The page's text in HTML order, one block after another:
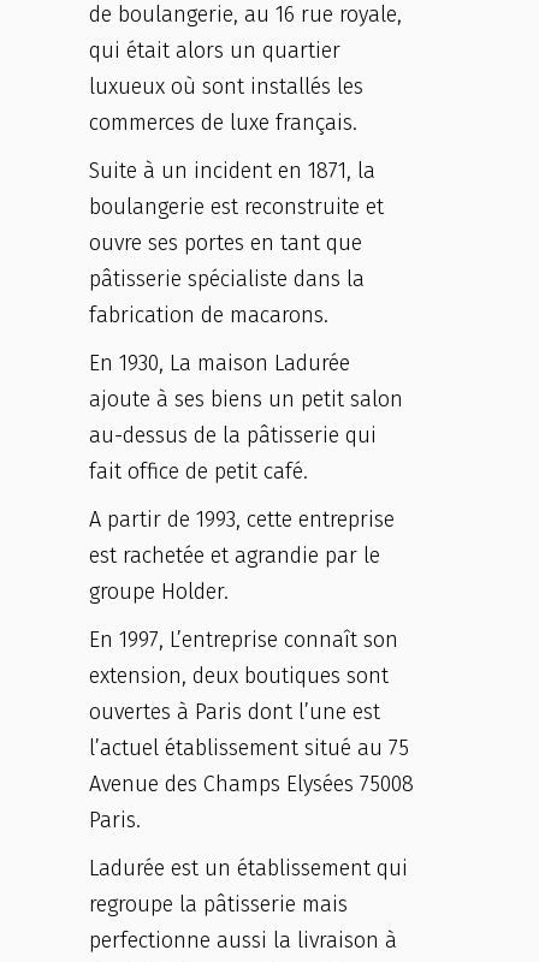
de boulangerie, au 16 rue royale,
qui était alors un quartier
luxueux où sont installés les
commerces de luxe français.
Suite à un incident en 1871, la
boulangerie est reconstruite et
ouvre ses portes en tant que
pâtisserie spécialiste dans la
fabrication de macarons.
En 1930, La maison Ladurée
ajoute à ses biens un petit salon
au-dessus de la pâtisserie qui
fait office de petit café.
A partir de 1993, cette entreprise
est rachetée et agrandie par le
groupe Holder.
En 1997, L’entreprise connaît son
extension, deux boutiques sont
ouvertes à Paris dont l’une est
l’actuel établissement situé au 75
Avenue des Champs Elysées 75008
Paris.
Ladurée est un établissement qui
regroupe la pâtisserie mais
perfectionne aussi la livraison à